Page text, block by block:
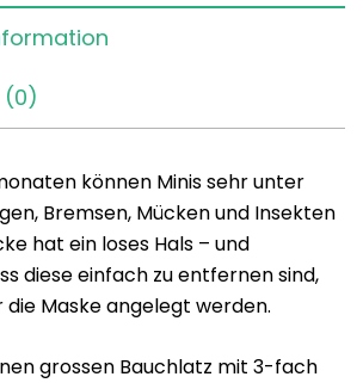
(0)
können Minis sehr unter
Bremsen, Mücken und Insekten
hat ein loses Hals – und
diese einfach zu entfernen sind,
die Maske angelegt werden.
grossen Bauchlatz mit 3-fach